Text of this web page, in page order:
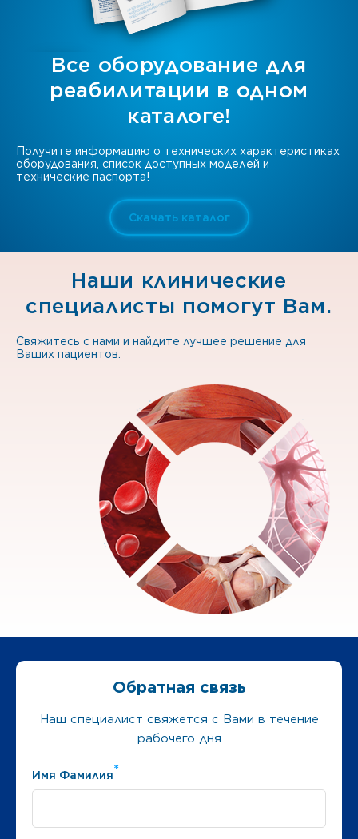
Все оборудование для
реабилитации в одном
каталоге!
Получите информацию о технических характеристиках
оборудования, список доступных моделей и
технические паспорта!
Скачать каталог
Наши клинические
специалисты помогут Вам.
Свяжитесь с нами и найдите лучшее решение для
Ваших пациентов.
Обратная связь
Наш специалист свяжется с Вами в течение
рабочего дня
Имя Фамилия*